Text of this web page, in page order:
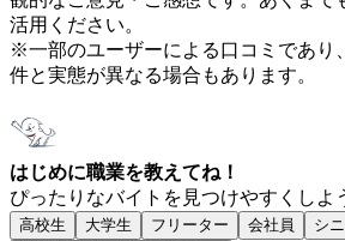
活用ください。
※一部のユーザーによる口コミであり
件と実態が異なる場合もあります。
はじめに職業を教えてね！
ぴったりなバイトを見つけやすくしよ
高校生 大学生 フリーター 会社員 シ